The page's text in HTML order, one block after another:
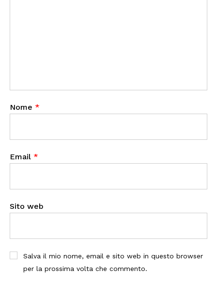
Nome *
Email *
Sito web
Salva il mio nome, email e sito web in questo browser
per la prossima volta che commento.